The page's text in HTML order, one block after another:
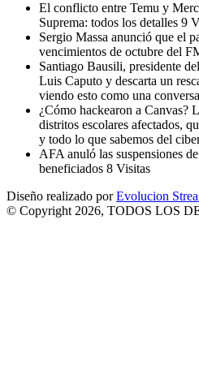
El conflicto entre Temu y
Suprema: todos los detalles 9
Sergio Massa anunció que el
vencimientos de octubre del
Santiago Bausili, presidente
Luis Caputo y descarta un
viendo esto como una
¿Cómo hackearon a Canvas?
distritos escolares afectados,
y todo lo que sabemos del
AFA anuló las suspensiones
beneficiados 8 Visitas
Diseño realizado porEvolucion
© Copyright 2026, TODOS LOS